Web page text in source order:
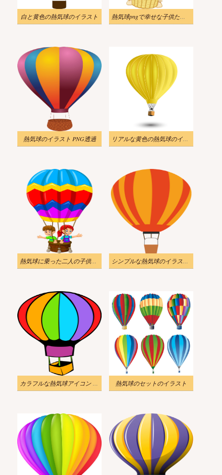
白と黄色の熱気球のイラスト 熱気球pngで幸せな子供たちのイラスト 2
熱気球のイラスト PNG透過 リアルな黄色の熱気球のイラスト PNG
熱気球に乗った二人の子供のイラスト PNG 透過 シンプルな熱気球のイラストPNG透過
カラフルな熱気球アイコン PNG 透過イラスト 熱気球のセットのイラスト